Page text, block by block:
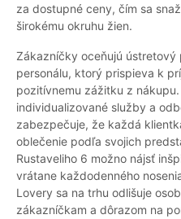
za dostupné ceny, čím sa
širokému okruhu žien.
Zákazníčky oceňujú ústretový
personálu, ktorý prispieva k
pozitívnemu zážitku z
individualizované služby a
zabezpečuje, že každá
oblečenie podľa svojich
Rustaveliho 6 možno nájsť
vrátane každodenného
Lovery sa na trhu odlišuje
zákazníčkam a dôrazom na